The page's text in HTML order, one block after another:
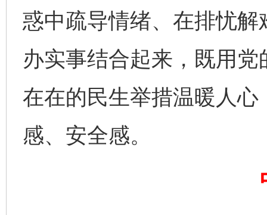
惑中疏导情绪、在排忧
办实事结合起来，既用
在在的民生举措温暖人
感、安全感。
完善运行机制助力责任有效落实 一纸欠